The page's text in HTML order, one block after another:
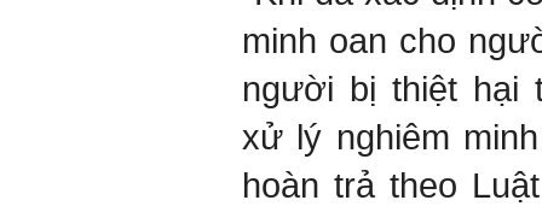
minh oan cho
người bị thiệt hại
xử lý nghiêm
hoàn trả theo